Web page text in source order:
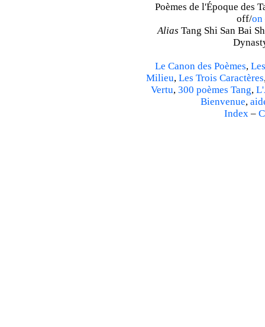
Poèmes de l'Époque des
off/on
Alias Tang Shi San Bai
Le Canon des Poèmes,
Milieu, Les Trois Caractères
Vertu, 300 poèmes Tang,
Bienvenue,
Index–